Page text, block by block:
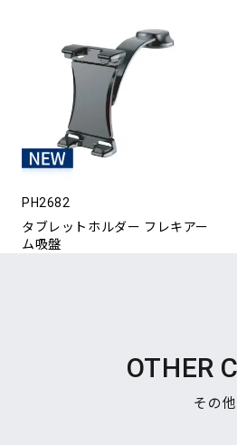
PH2682
タブレットホルダー フレキアー
ム吸盤
OTHER
その